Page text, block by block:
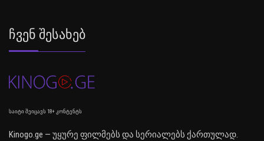
Ჩვენ Შესახებ
საიტი შეიცავს 18+ კონტენტს
Kinogo.ge — უყურე ფილმებს და სერიალებს ქართულად.